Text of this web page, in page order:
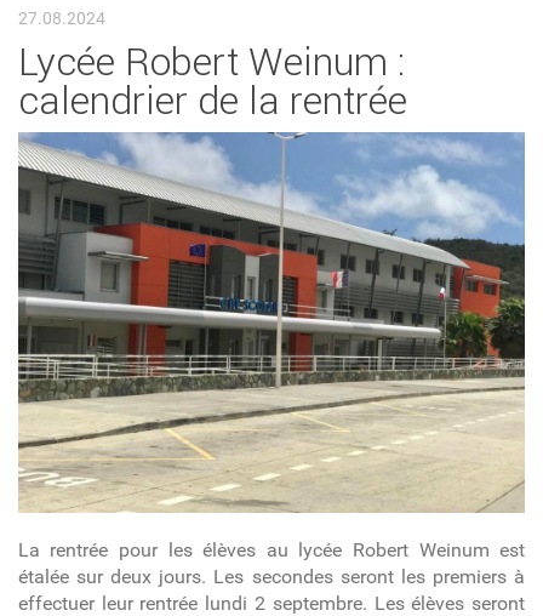
27.08.2024
Lycée Robert Weinum :
calendrier de la rentrée
La rentrée pour les élèves au lycée Robert Weinum est
étalée sur deux jours. Les secondes seront les premiers à
effectuer leur rentrée lundi 2 septembre. Les élèves seront